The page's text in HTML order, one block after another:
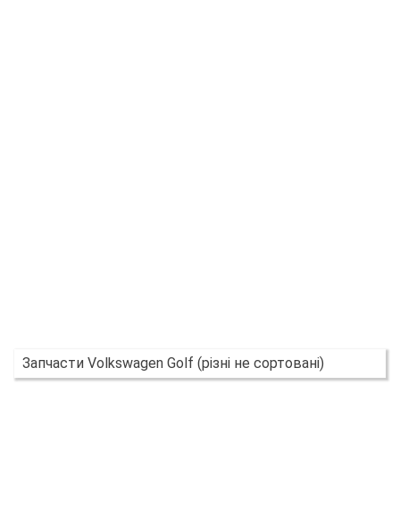
Запчасти Volkswagen Golf (різні не сортовані)